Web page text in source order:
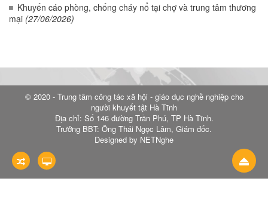
Khuyến cáo phòng, chống cháy nổ tại chợ và trung tâm thương
mại (27/06/2026)
© 2020 - Trung tâm công tác xã hội - giáo dục nghề nghiệp cho
người khuyết tật Hà Tĩnh
Địa chỉ: Số 146 đường Trần Phú, TP Hà Tĩnh.
Trưởng BBT: Ông Thái Ngọc Lâm, Giám đốc.
Designed by NETNghe